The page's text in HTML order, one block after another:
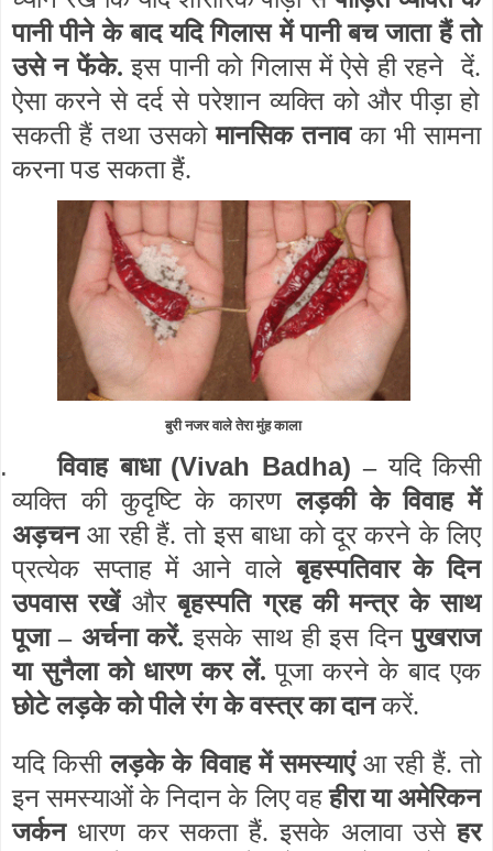
पानी पीने के बाद यदि गिलास में पानी बच जाता हैं तो
उसे न फेंके. इस पानी को गिलास में ऐसे ही रहने
दें.
ऐसा करने से दर्द से परेशान व्यक्ति को और पीड़ा हो
सकती हैं तथा उसकोमानसिक तनावका भी सामना
करना पड सकता हैं.
बुरी नजर वाले तेरा मुंह काला
विवाह बाधा (Vivah Badha)–यदि किसी
व्यक्ति की कुदृष्टि के कारणलड़की के विवाह में
अड़चनआ रही हैं. तो इस बाधा को दूर करने के लिए
प्रत्येक सप्ताह में आने वालेबृहस्पतिवार के दिन
उपवास रखें औरबृहस्पति ग्रह की मन्त्र के साथ
पूजा – अर्चना करें. इसके साथ ही इस दिनपुखराज
या सुनैला को धारण कर लें.पूजा करने के बाद एक
छोटे लड़के को पीले रंग के वस्त्र का दानकरें.
यदि किसीलड़के के विवाह में समस्याएंआ रही हैं. तो
इन समस्याओं के निदान के लिए वहहीरा या अमेरिकन
जर्कनधारण कर सकता हैं. इसके अलावा उसेहर